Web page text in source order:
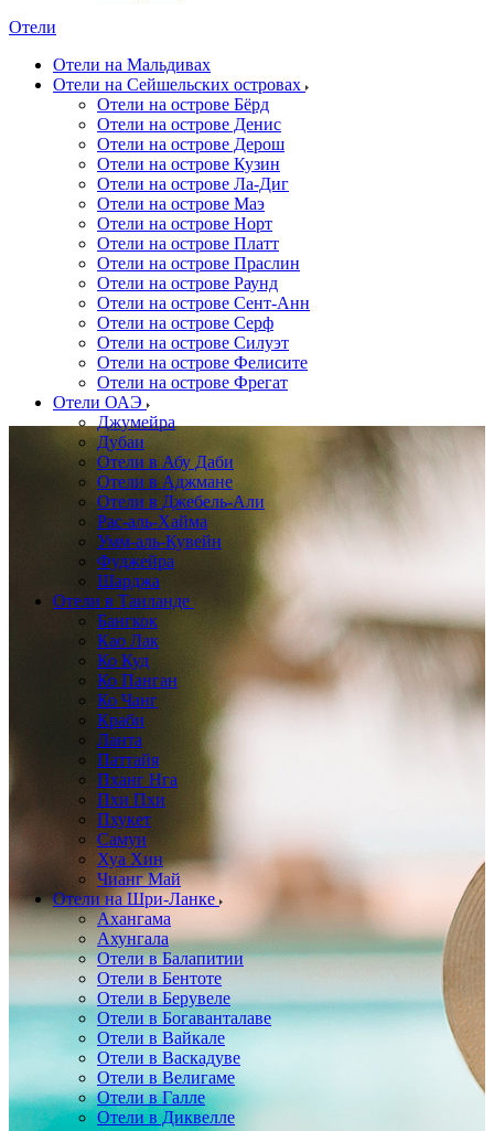
Отели
Отели на Мальдивах
Отели на Сейшельских островах
Отели на острове Бёрд
Отели на острове Денис
Отели на острове Дерош
Отели на острове Кузин
Отели на острове Ла-Диг
Отели на острове Маэ
Отели на острове Норт
Отели на острове Платт
Отели на острове Праслин
Отели на острове Раунд
Отели на острове Сент-Анн
Отели на острове Серф
Отели на острове Силуэт
Отели на острове Фелисите
Отели на острове Фрегат
Отели ОАЭ
Джумейра
Дубаи
Отели в Абу Даби
Отели в Аджмане
Отели в Джебель-Али
Рас-аль-Хайма
Умм-аль-Кувейн
Фуджейра
Шарджа
Отели в Таиланде
Бангкок
Као Лак
Ко Куд
Ко Панган
Ко Чанг
Краби
Ланта
Паттайя
Пханг Нга
Пхи Пхи
Пхукет
Самуи
Хуа Хин
Чианг Май
Отели на Шри-Ланке
Ахангама
Ахунгала
Отели в Балапитии
Отели в Бентоте
Отели в Берувеле
Отели в Богаванталаве
Отели в Вайкале
Отели в Васкадуве
Отели в Велигаме
Отели в Галле
Отели в Диквелле